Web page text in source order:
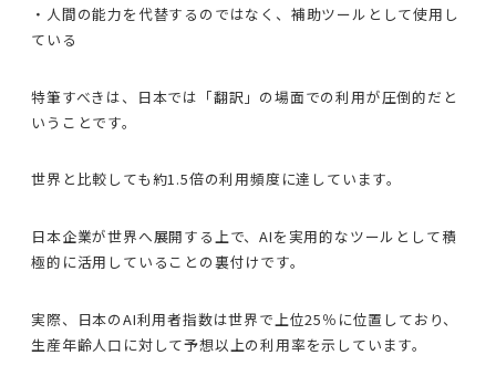
・人間の能力を代替するのではなく、補助ツールとして使用し
ている
特筆すべきは、日本では「翻訳」の場面での利用が圧倒的だと
いうことです。
世界と比較しても約1.5倍の利用頻度に達しています。
日本企業が世界へ展開する上で、AIを実用的なツールとして積
極的に活用していることの裏付けです。
実際、日本のAI利用者指数は世界で上位25％に位置しており、
生産年齢人口に対して予想以上の利用率を示しています。